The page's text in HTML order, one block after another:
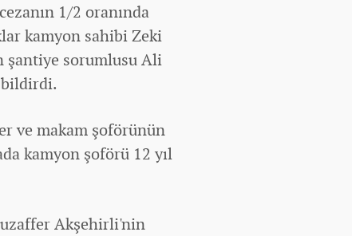
1/2 oranında
kamyon sahibi Zeki
şantiye sorumlusu Ali
ve makam şoförünün
kamyon şoförü 12 yıl
Akşehirli'nin